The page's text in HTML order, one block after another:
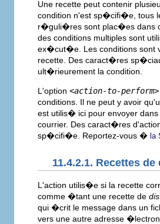
Une recette peut contenir
condition n'est sp�cifi�e, tous
r�guli�res sont plac�es dans
des conditions multiples sont
ex�cut�e. Les conditions sont
recette. Des caract�res
ult�rieurement la condition.
L'option <action-to-perform>
conditions. Il ne peut y avoir
est utilis� ici pour envoyer
courrier. Des caract�res
sp�cifi�e. Reportez-vous � la
11.4.2.1. Recettes
L'action utilis�e si la recette
comme �tant une recette de
qui �crit le message dans un
vers une autre adresse